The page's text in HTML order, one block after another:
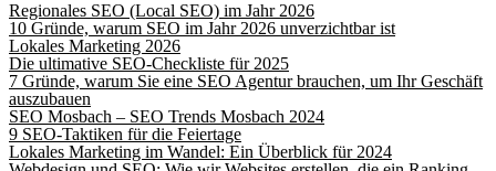
Regionales SEO (Local SEO) im Jahr 2026
10 Gründe, warum SEO im Jahr 2026 unverzichtbar ist
Lokales Marketing 2026
Die ultimative SEO-Checkliste für 2025
7 Gründe, warum Sie eine SEO Agentur brauchen, um Ihr Geschäft
auszubauen
SEO Mosbach – SEO Trends Mosbach 2024
9 SEO-Taktiken für die Feiertage
Lokales Marketing im Wandel: Ein Überblick für 2024